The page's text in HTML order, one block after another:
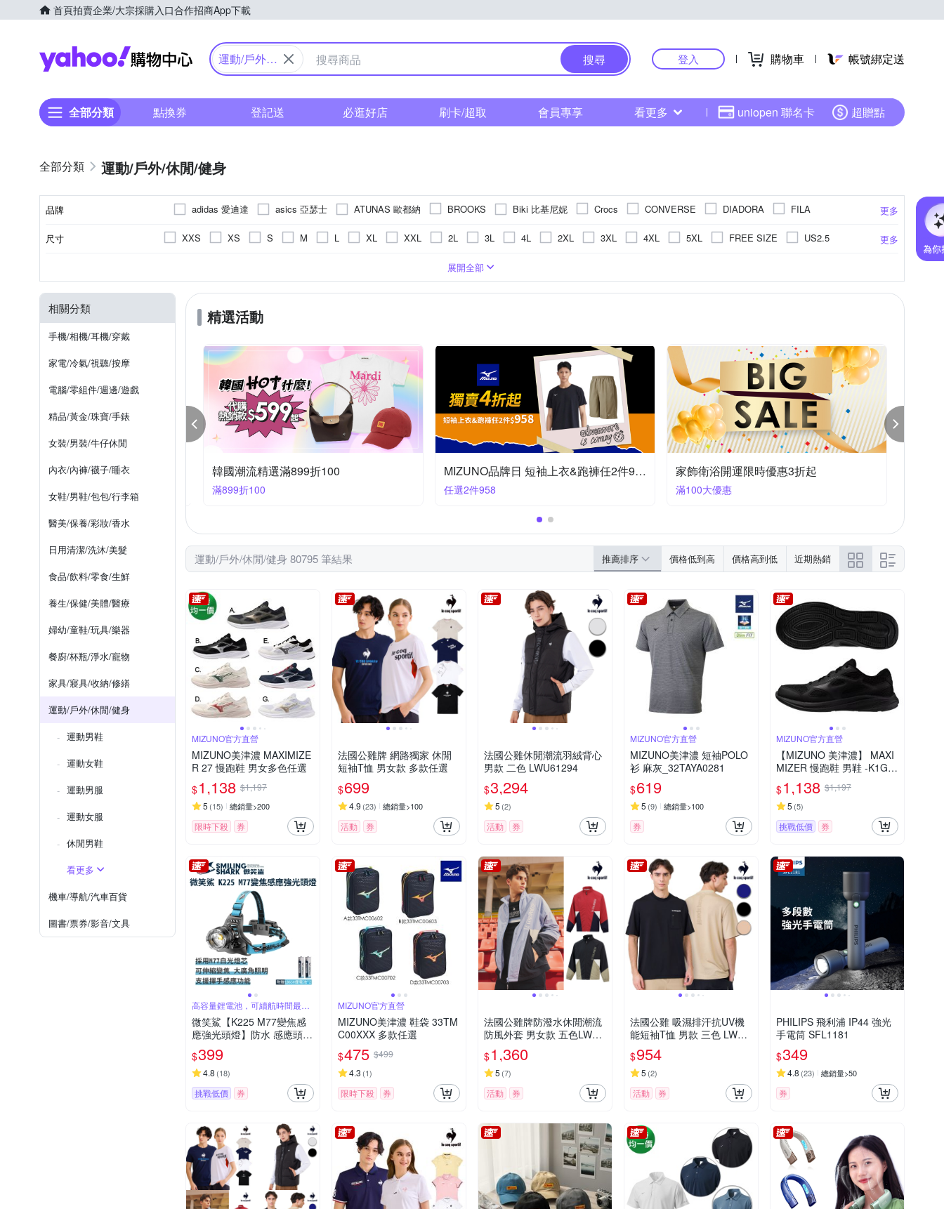
首頁拍賣企業/大宗採購入口合作招商App下載
Yahoo購物中心
運動/戶外/
搜尋 登入 購物車 帳號綁定送
全部分類 點換券 登記送 必逛好店 刷卡/超取 會員專享 看更多 uniopen 聯名卡 超贈點
運動/戶外/休閒/健身
品牌 更多
adidas 愛迪達 asics 亞瑟士 ATUNAS 歐都納 BROOKS Biki 比基尼妮 Crocs CONVERSE DIADORA
FILA
Fjallraven 北極狐
GOODYEAR 固特異 Icebreaker Injinji Jack wolfskin 飛狼 KANGOL KAPPA
Keds
Mukasa 慕卡莎
NIKE Native NCAA NEW BALANCE NEW ERA PUMA PLAYBOY QWQ
Reebok
SUCCESS 成功
VICTORINOX 瑞士維氏
VANS Wildland 荒野 其他品牌 狐狸姬
尺寸 更多
XXS XS S M L XL XXL 2L 3L 4L 2XL 3XL 4XL 5XL FREE SIZE
US2.5
US6
US10
US10.5 US11 US11.5 US12 US12.5 US13 US13.5 US14 US14.5 US15 EU30
EU31
EU32
EU32.5
長袖T恤
連帽外套
懶人鞋/便鞋
防曬外套
果凍鞋/膠鞋 裙子 登山帽
12cm
21.5cm
22cm
牛皮
展開全部
相關分類
手機/相機/耳機/穿戴
家電/冷氣/視聽/按摩
電腦/零組件/週邊/遊戲
精品/黃金/珠寶/手錶
女裝/男裝/牛仔休閒
內衣/內褲/襪子/睡衣
女鞋/男鞋/包包/行李箱
醫美/保養/彩妝/香水
日用清潔/洗沐/美髮
食品/飲料/零食/生鮮
養生/保健/美體/醫療
婦幼/童鞋/玩具/樂器
餐廚/杯瓶/淨水/寵物
家具/寢具/收納/修繕
運動/戶外/休閒/健身
運動男鞋
運動女鞋
運動男服
運動女服
休閒男鞋
看更多
機車/導航/汽車百貨
圖書/票券/影音/文具
精選活動
雞全館滿2件再9折 滿額雙重送 韓國潮流精選滿899折100
滿899折100
MIZUNO品牌日 短袖上衣&跑褲任2件958
任選2件958
家飾衛浴開運限時優惠3折起
滿100大優惠
運動/戶外/休閒/健身 80795 筆結果 推薦排序 價格低到高 價格高到低 近期熱銷
MIZUNO官方直營
MIZUNO美津濃 MAXIMIZE
R 27 慢跑鞋 男女多色任選
$1,138 $1,197
5 (15) 總銷量>200
限時下殺 券
法國公雞牌 網路獨家 休閒
短袖T恤 男女款 多款任選
$699
4.9 (23) 總銷量>100
活動 券
法國公雞休閒潮流羽絨背心
男款 二色 LWU61294
$3,294
5 (2)
活動 券
MIZUNO官方直營
MIZUNO美津濃 短袖POLO
衫 麻灰_32TAYA0281
$619
5 (9) 總銷量>100
券
MIZUNO官方直營
【MIZUNO 美津濃】 MAXI
MIZER 慢跑鞋 男鞋 -K1GA
250209
$1,138 $1,197
5 (5)
挑戰低價 券
高容量鋰電池，可續航時間最長
可達12小時
微笑鯊【K225 M77變焦感
應強光頭燈】防水 感應頭燈
釣魚頭燈 頭戴式頭燈 夜釣
燈 工作燈 露營 登山 戶外照
明 多功能照明_急速配
$399
4.8 (18)
挑戰低價 券
MIZUNO官方直營
MIZUNO美津濃 鞋袋 33TM
C00XXX 多款任選
$475 $499
4.3 (1)
限時下殺 券
法國公雞牌防潑水休閒潮流
防風外套 男女款 五色LWQ6
1264&62264
$1,360
5 (7)
活動 券
法國公雞 吸濕排汗抗UV機
能短袖T恤 男款 三色 LWX2
1001
$954
5 (2)
活動 券
PHILIPS 飛利浦 IP44 強光
手電筒 SFL1181
$349
4.8 (23) 總銷量>50
券